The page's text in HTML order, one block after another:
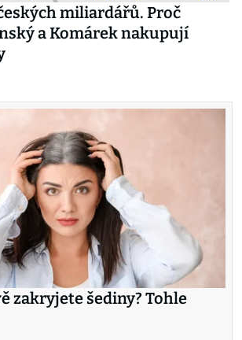
miliardářů. Proč
a Komárek nakupují
zakryjete šediny? Tohle